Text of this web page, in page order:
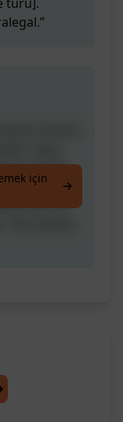
türü].
İK
el
için bir
için